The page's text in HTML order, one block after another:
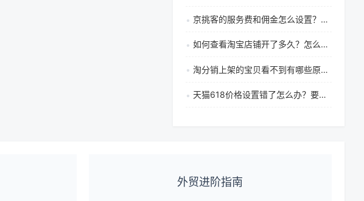
京挑客的服务费和佣金怎么设置？如何玩转京挑客？
如何查看淘宝店铺开了多久？怎么看一个店铺开了多久
淘分销上架的宝贝看不到有哪些原因？
天猫618价格设置错了怎么办？要注意什么？
外贸进阶指南